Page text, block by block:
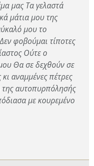
μας Τα γελαστά
μάτια μου της
μου το
φοβούμαι τίποτες
Ούτε ο
Θα σε δεχθούν σε
αναμμένες πέτρες
της αυτοπυρπόλησής
με κουρεμένο